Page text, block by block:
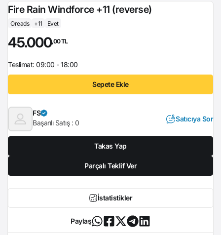
Fire Rain Windforce +11 (reverse)
Oreads +11 Evet
45.000,00 TL
Teslimat: 09:00 - 18:00
Sepete Ekle
FS
Başarılı Satış : 0 Satıcıya Sor
Takas Yap
Parçalı Teklif Ver
İstatistikler
Paylaş